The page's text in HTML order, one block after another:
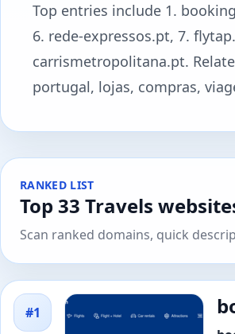
Top entries include 1.
6. rede-expressos.pt, 7.
carrismetropolitana.pt.
portugal, lojas, compras,
RANKED LIST
Top 33 Travels
Scan ranked domains, quick
#1